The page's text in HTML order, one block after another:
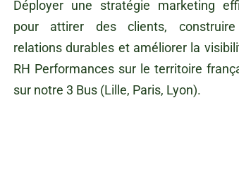
Déployer une stratégie marketing
pour attirer des clients,
relations durables et améliorer la
RH Performances sur le territoire
sur notre 3 Bus (Lille, Paris, Lyon).